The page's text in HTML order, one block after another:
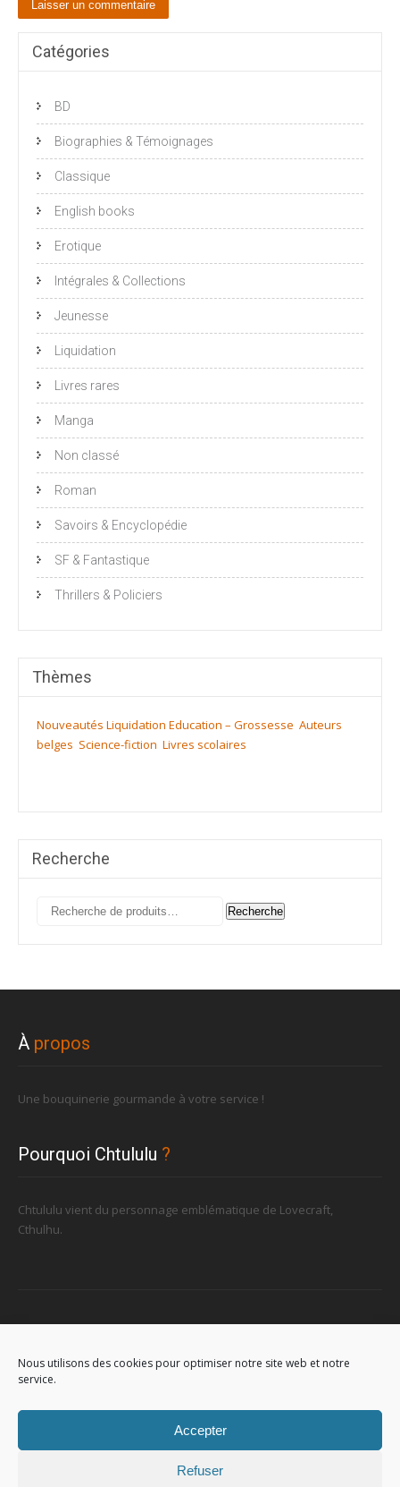
Nous utilisons des cookies pour optimiser notre site web et notre
service.
Accepter
Refuser
Catégories
BD
Biographies & Témoignages
Classique
English books
Erotique
Intégrales & Collections
Jeunesse
Liquidation
Livres rares
Manga
Non classé
Roman
Savoirs & Encyclopédie
SF & Fantastique
Thrillers & Policiers
Thèmes
Nouveautés Liquidation Education – Grossesse Auteurs
belges Science-fiction Livres scolaires
Recherche
Recherche
Recherche
À propos
Une bouquinerie gourmande à votre service !
Pourquoi Chtululu ?
Chtululu vient du personnage emblématique de Lovecraft,
Cthulhu.